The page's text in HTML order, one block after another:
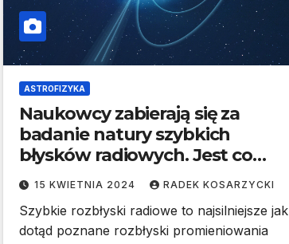
ASTROFIZYKA
Naukowcy zabierają się za
badanie natury szybkich
błysków radiowych. Jest co
badać
15 KWIETNIA 2024 RADEK KOSARZYCKI
Szybkie rozbłyski radiowe to najsilniejsze jak
dotąd poznane rozbłyski promieniowania